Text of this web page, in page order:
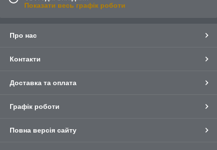
Показати весь графік роботи
Про нас
Контакти
Доставка та оплата
Графік роботи
Повна версія сайту